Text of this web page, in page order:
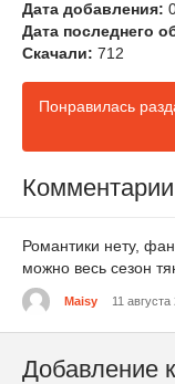
Дата добавления:
Дата последнего
Скачали: 712
Понравилась
Романтики нету,
можно весь сезон
Maisy 11
Добавление